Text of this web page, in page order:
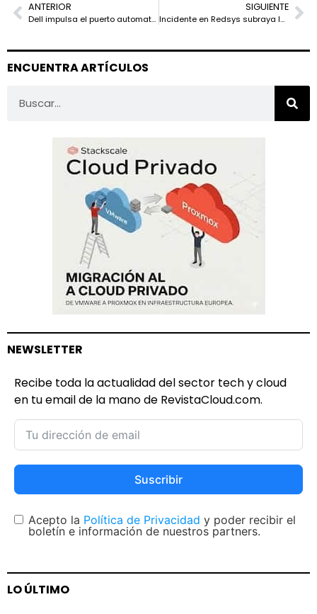
ANTERIOR
Dell impulsa el puerto automatizado más grande del mundo en Singapur con multicloud
SIGUIENTE
Incidente en Redsys subraya la necesidad de sistemas de Alta Disponibilidad en medios de pago
ENCUENTRA ARTÍCULOS
NEWSLETTER
Recibe toda la actualidad del sector tech y cloud
en tu email de la mano de RevistaCloud.com.
Suscribir
Acepto la Política de Privacidad y poder recibir el
boletín e información de nuestros partners.
LO ÚLTIMO